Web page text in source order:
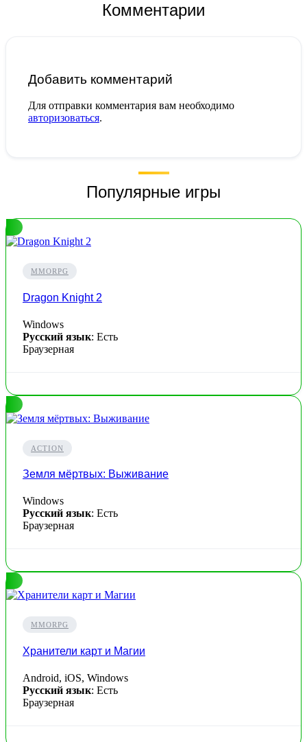
Комментарии
Добавить комментарий
Для отправки комментария вам необходимо
авторизоваться.
Популярные игры
MMORPG
Dragon Knight 2
Windows
Русский язык: Есть
Браузерная
ACTION
Земля мёртвых: Выживание
Windows
Русский язык: Есть
Браузерная
MMORPG
Хранители карт и Магии
Android, iOS, Windows
Русский язык: Есть
Браузерная